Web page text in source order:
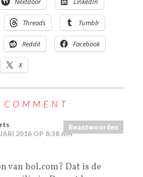
Threads Tumblr
Reddit Facebook
X
COMMENT
2016 OP 8:38 AM
Beantwoorden
van bol.com? Dat is de